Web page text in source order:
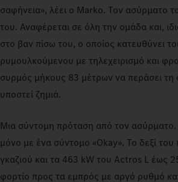
σαφήνεια», λέει ο Marko. Τον ασύρματο
του. Αναφέρεται σε όλη την ομάδα και,
στο βαν πίσω του, ο οποίος κατευθύνει
ρυμουλκούμενου με τηλεχειρισμό και
συρμός μήκους 83 μέτρων να περάσει τη
υποστεί ζημιά.
Μια σύντομη πρόταση από τον
μόνο με ένα σύντομο «Okay». Το δεξί του
γκαζιού και τα 463 kW του Actros L έως
φορτίο προς τα εμπρός με αργό ρυθμό